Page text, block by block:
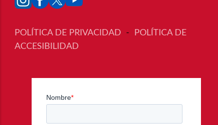
POLÍTICA DE PRIVACIDAD -
POLÍTICA DE
ACCESIBILIDAD